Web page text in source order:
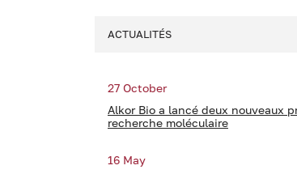
ACTUALITÉS
27 October
Alkor Bio a lancé deux nouveaux
recherche moléculaire
16 May